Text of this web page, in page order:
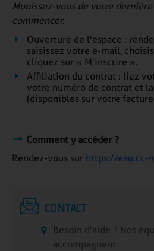
Munissez-vous de votre
commencer.
Ouverture de l'espace :
saisissez votre e-mail,
cliquez sur « M'inscrire ».
Affiliation du contrat : liez
votre numéro de contrat et
(disponibles sur votre
Comment y accéder ?
Rendez-vous sur https://eau.cc-
CONTACT
Besoin d'aide ? Nos
accompagnent.